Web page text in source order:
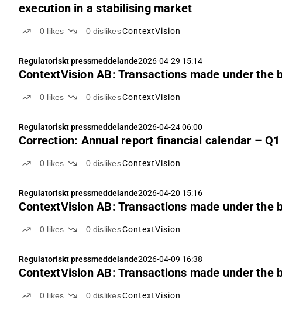
execution in a stabilising market
0 likes 0 dislikesContextVision
Regulatoriskt pressmeddelande2026-04-29 15:14
ContextVision AB: Transactions made under the
0 likes 0 dislikesContextVision
Regulatoriskt pressmeddelande2026-04-24 06:00
Correction: Annual report financial calendar –
0 likes 0 dislikesContextVision
Regulatoriskt pressmeddelande2026-04-20 15:16
ContextVision AB: Transactions made under the
0 likes 0 dislikesContextVision
Regulatoriskt pressmeddelande2026-04-09 16:38
ContextVision AB: Transactions made under the
0 likes 0 dislikesContextVision